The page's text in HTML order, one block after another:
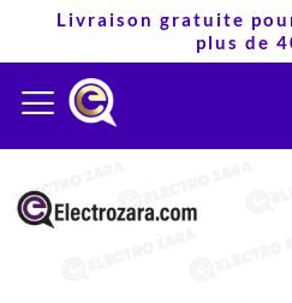
contenu
Livraison gratuite
plus de